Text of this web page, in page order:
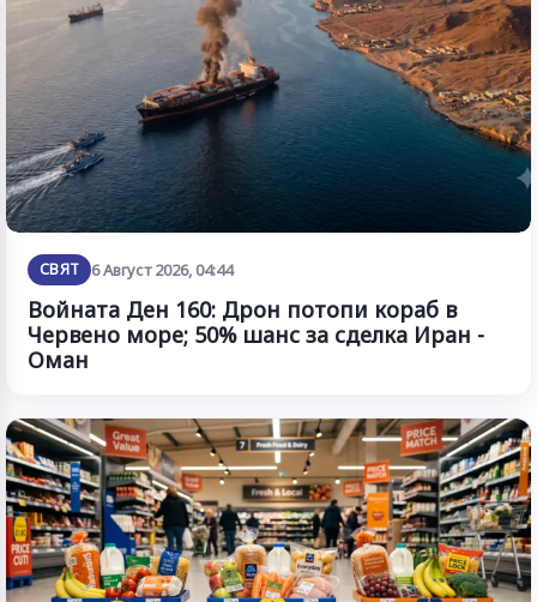
СВЯТ 6 Август 2026, 04:44
Войната Ден 160: Дрон потопи кораб в
Червено море; 50% шанс за сделка Иран -
Оман